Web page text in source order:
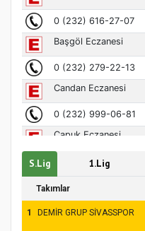
koparıyor mu?
S.Lig 1.Lig
Takımlar
1 DEMİR GRUP SİVASSPOR